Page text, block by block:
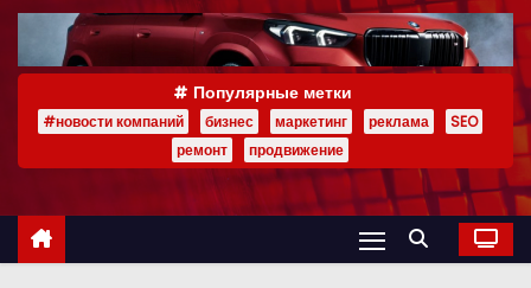
р
Популярные метки
#новости компаний бизнес маркетинг реклама
SEO
ремонт
продвижение